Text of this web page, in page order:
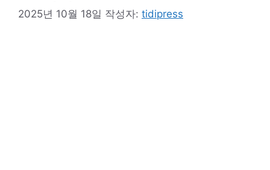
2025년 10월 18일 작성자: tidipress